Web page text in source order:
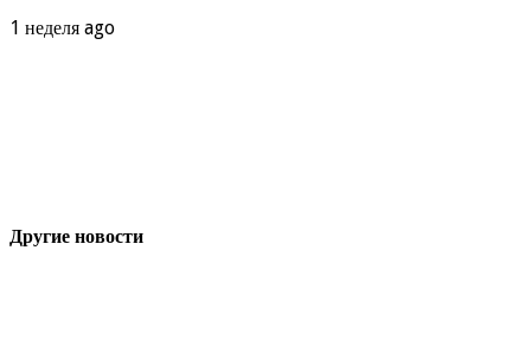
1 неделя ago
Другие новости